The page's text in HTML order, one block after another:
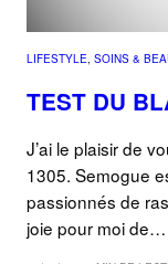
LIFESTYLE SOINS &
TEST DU
J’ai le plaisir de
1305. Semogue
passionnés de
joie pour moi de…